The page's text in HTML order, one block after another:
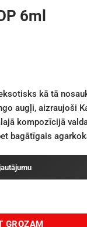
6ml
kā tā
augļi, aizraujoši
kompozīcijā
bagātīgais
GROZAM